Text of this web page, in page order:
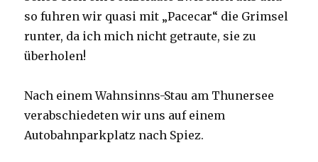
so fuhren wir quasi mit „Pacecar“ die Grimsel
runter, da ich mich nicht getraute, sie zu
überholen!
Nach einem Wahnsinns-Stau am Thunersee
verabschiedeten wir uns auf einem
Autobahnparkplatz nach Spiez.